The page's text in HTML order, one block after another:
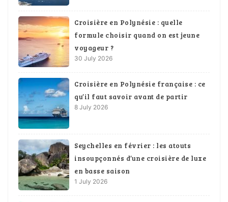
Croisière en Polynésie : quelle
formule choisir quand on est jeune
voyageur ?
30 July 2026
Croisière en Polynésie française : ce
qu’il faut savoir avant de partir
8 July 2026
Seychelles en février : les atouts
insoupçonnés d’une croisière de luxe
en basse saison
1 July 2026